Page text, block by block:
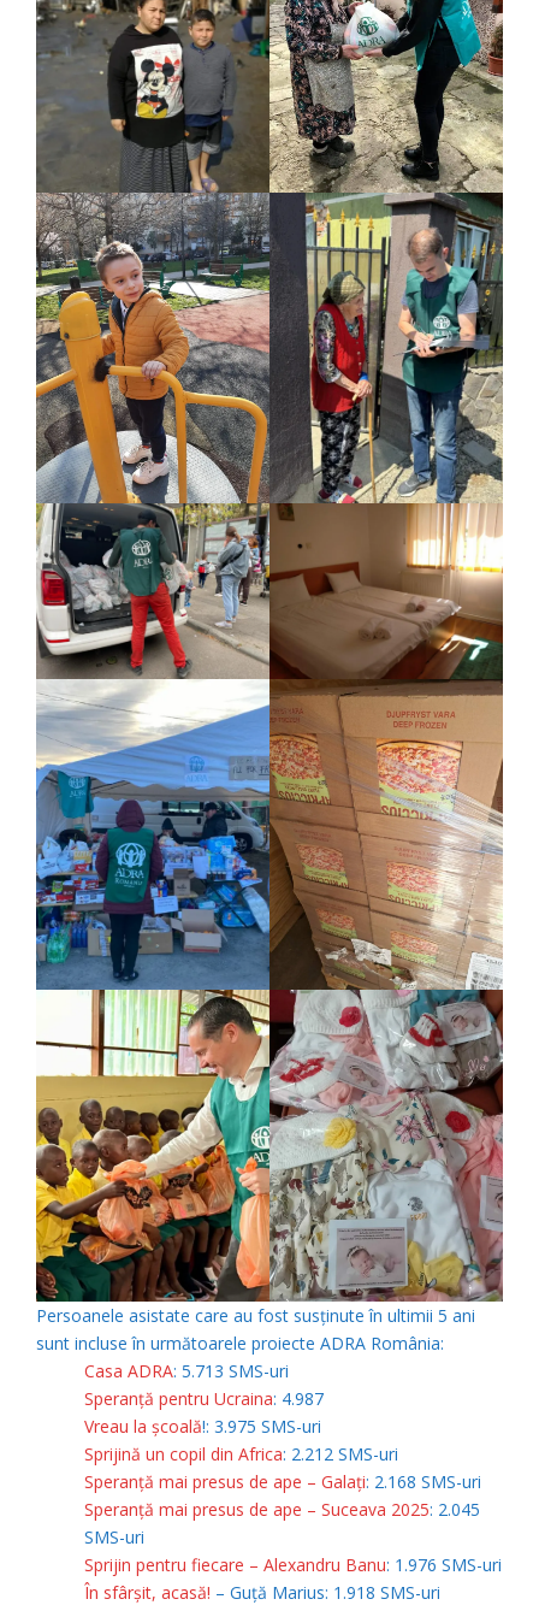
Persoanele asistate care au fost susținute în ultimii 5 ani
sunt incluse în următoarele proiecte ADRA România:
Casa ADRA: 5.713 SMS-uri
Speranță pentru Ucraina: 4.987
Vreau la școală!: 3.975 SMS-uri
Sprijină un copil din Africa: 2.212 SMS-uri
Speranță mai presus de ape – Galați: 2.168 SMS-uri
Speranță mai presus de ape – Suceava 2025: 2.045
SMS-uri
Sprijin pentru fiecare – Alexandru Banu: 1.976 SMS-uri
În sfârșit, acasă! – Guță Marius: 1.918 SMS-uri